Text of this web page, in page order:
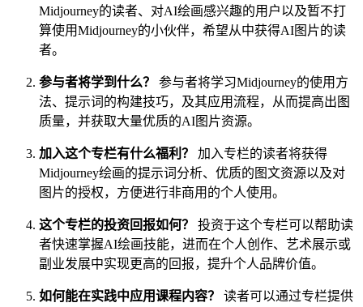
Midjourney的读者、对AI绘画感兴趣的用户以及暂不打
算使用Midjourney的小伙伴，希望从中获得AI图片的读
者。
参与者将学到什么？
参与者将学习Midjourney的使用方
法、提示词的构建技巧，及其应用流程，从而提高出图
质量，并获取大量优质的AI图片资源。
加入这个专栏有什么福利？
加入专栏的读者将获得
Midjourney绘画的提示词分析、优质的图文资源以及对
图片的授权，方便进行非商用的个人使用。
这个专栏的投资回报如何？
投资于这个专栏可以帮助读
者快速掌握AI绘画技能，进而在个人创作、艺术展示或
副业发展中实现更高的回报，提升个人品牌价值。
如何能在实践中应用课程内容？ 读者可以通过专栏提供